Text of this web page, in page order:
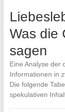
Was die
sagen
Eine Analyse der
Informationen in
Die folgende
spekulativen